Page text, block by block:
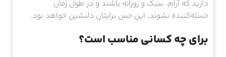
دارید که آرام، سبک و روزانه باشند و در طول زمان
خسته‌کننده نشوند، این حس برایتان دلنشین خواهد بود.
برای چه کسانی مناسب است؟